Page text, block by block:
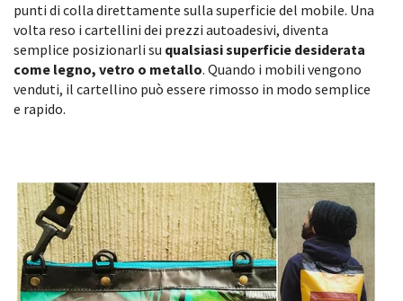
punti di colla direttamente sulla superficie del mobile. Una
volta reso i cartellini dei prezzi autoadesivi, diventa
semplice posizionarli su qualsiasi superficie desiderata
come legno, vetro o metallo. Quando i mobili vengono
venduti, il cartellino può essere rimosso in modo semplice
e rapido.